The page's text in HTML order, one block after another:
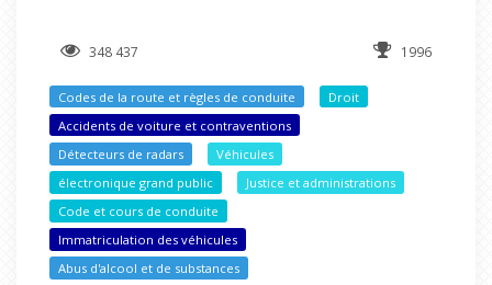
348 437 1996
Codes de la route et règles de conduite
Droit
Accidents de voiture et contraventions
Détecteurs de radars
Véhicules
électronique grand public
Justice et administrations
Code et cours de conduite
Immatriculation des véhicules
Abus d'alcool et de substances